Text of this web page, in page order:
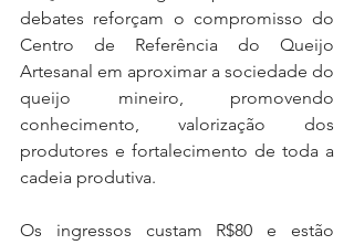
debates reforçam o compromisso do
Centro de Referência do Queijo
Artesanal em aproximar a sociedade do
queijo mineiro, promovendo
conhecimento, valorização dos
produtores e fortalecimento de toda a
cadeia produtiva.
Os ingressos custam R$80 e estão